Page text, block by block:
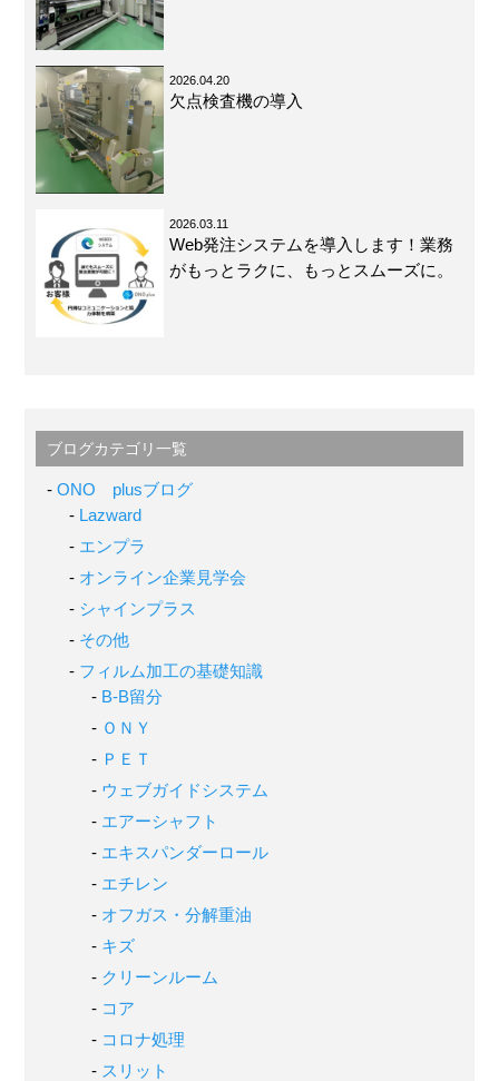
2026.04.20
欠点検査機の導入
2026.03.11
Web発注システムを導入します！業務
がもっとラクに、もっとスムーズに。
ブログカテゴリ一覧
ONO plusブログ
Lazward
エンプラ
オンライン企業見学会
シャインプラス
その他
フィルム加工の基礎知識
B-B留分
ＯＮＹ
ＰＥＴ
ウェブガイドシステム
エアーシャフト
エキスパンダーロール
エチレン
オフガス・分解重油
キズ
クリーンルーム
コア
コロナ処理
スリット